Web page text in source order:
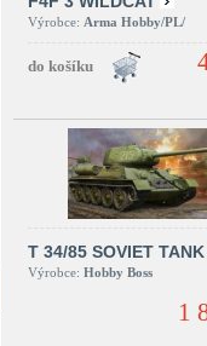
Výrobce: Arma Hobby/PL/
T 34/85 SOVIET TANK
Výrobce: Hobby Boss
1